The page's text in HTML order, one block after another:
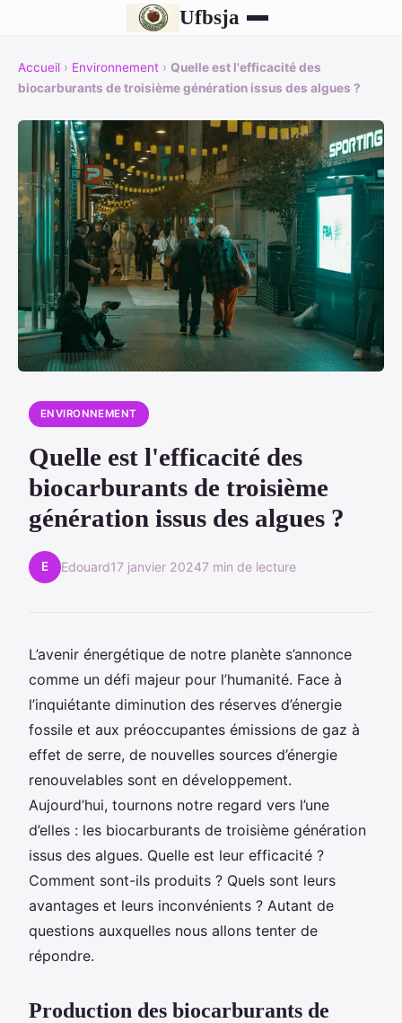
Ufbsja
Accueil › Environnement › Quelle est l'efficacité des
biocarburants de troisième génération issus des algues ?
ENVIRONNEMENT
Quelle est l'efficacité des
biocarburants de troisième
génération issus des algues ?
E Edouard17 janvier 20247 min de lecture
L’avenir énergétique de notre planète s’annonce
comme un défi majeur pour l’humanité. Face à
l’inquiétante diminution des réserves d’énergie
fossile et aux préoccupantes émissions de gaz à
effet de serre, de nouvelles sources d’énergie
renouvelables sont en développement.
Aujourd’hui, tournons notre regard vers l’une
d’elles : les biocarburants de troisième génération
issus des algues. Quelle est leur efficacité ?
Comment sont-ils produits ? Quels sont leurs
avantages et leurs inconvénients ? Autant de
questions auxquelles nous allons tenter de
répondre.
Production des biocarburants de